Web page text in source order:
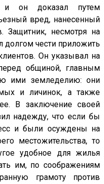
и он доказал путем
вред, нанесенный
Защитник, несмотря на
долгом чести приложить
Он указывал на
общиной, главным
ими земледелию: они
и личинок, а также
В заключение своей
надежду, что если бы
и были осуждены на
местожительства, то
удобное для жилья
им, по соображениям
грамоту против